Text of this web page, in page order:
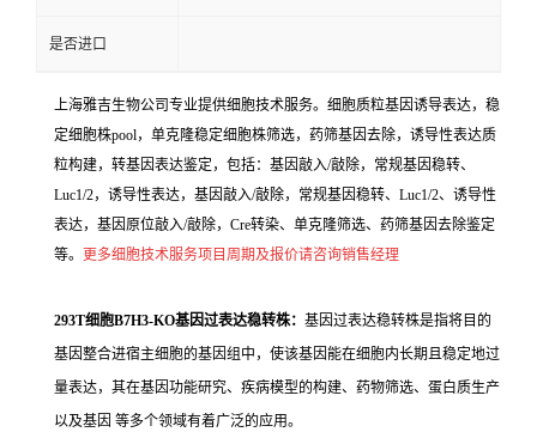
是否进口
上海雅吉生物公司专业提供细胞技术服务。细胞质粒基因诱导表达，稳
定细胞株pool，单克隆稳定细胞株筛选，药筛基因去除，诱导性表达质
粒构建，转基因表达鉴定，包括：基因敲入/敲除，常规基因稳转、
Luc1/2，诱导性表达，基因敲入/敲除，常规基因稳转、Luc1/2、诱导性
表达，基因原位敲入/敲除，Cre转染、单克隆筛选、药筛基因去除鉴定
等。 更多细胞技术服务项目周期及报价请咨询销售经理
293T细胞B7H3-KO基因过表达稳转株： 基因过表达稳转株是指将目的
基因整合进宿主细胞的基因组中，使该基因能在细胞内长期且稳定地过
量表达，其在基因功能研究、疾病模型的构建、药物筛选、蛋白质生产
以及基因 等多个领域有着广泛的应用。